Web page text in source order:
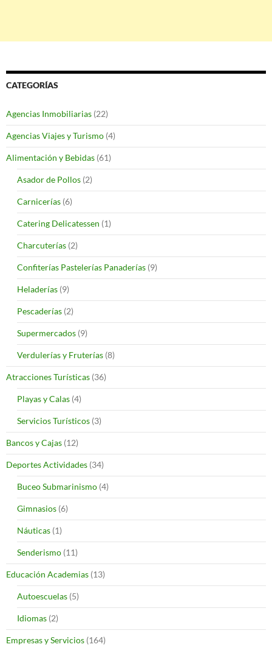
CATEGORÍAS
Agencias Inmobiliarias (22)
Agencias Viajes y Turismo (4)
Alimentación y Bebidas (61)
Asador de Pollos (2)
Carnicerías (6)
Catering Delicatessen (1)
Charcuterías (2)
Confiterías Pastelerías Panaderías (9)
Heladerías (9)
Pescaderías (2)
Supermercados (9)
Verdulerías y Fruterías (8)
Atracciones Turísticas (36)
Playas y Calas (4)
Servicios Turísticos (3)
Bancos y Cajas (12)
Deportes Actividades (34)
Buceo Submarinismo (4)
Gimnasios (6)
Náuticas (1)
Senderismo (11)
Educación Academias (13)
Autoescuelas (5)
Idiomas (2)
Empresas y Servicios (164)